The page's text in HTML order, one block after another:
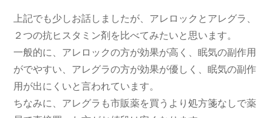
アレグ
ラ
フェキ
ソフェ
ナジン
塩酸塩
比較的
やさし
い
副作用
発現
率：
0.5%前
60mgを
1日2回